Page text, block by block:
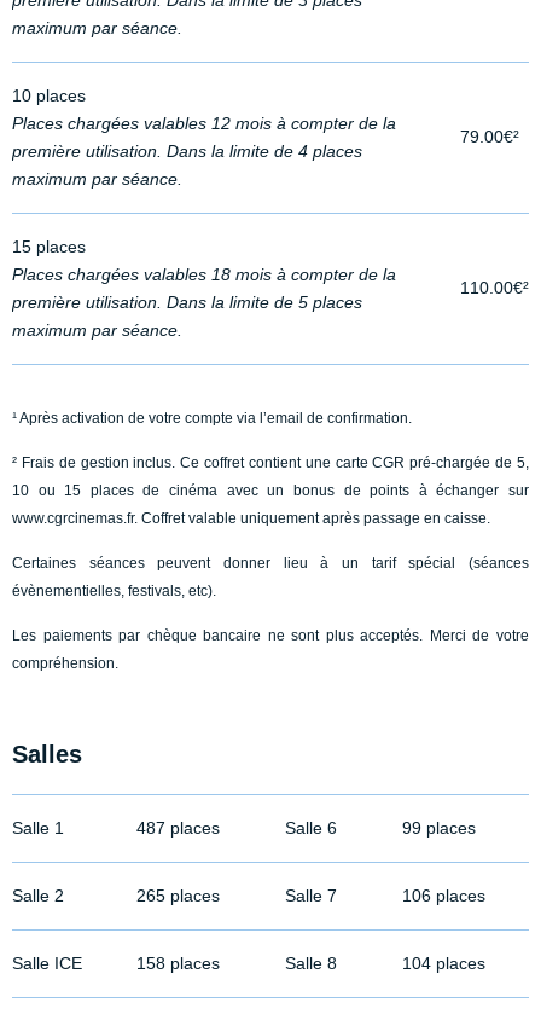
maximum par séance.
10 places
Places chargées valables 12 mois à compter de la
première utilisation. Dans la limite de 4 places
maximum par séance.
79.00€²
15 places
Places chargées valables 18 mois à compter de la
première utilisation. Dans la limite de 5 places
maximum par séance.
110.00€²
¹ Après activation de votre compte via l’email de confirmation.
² Frais de gestion inclus. Ce coffret contient une carte CGR pré-chargée de 5,
10 ou 15 places de cinéma avec un bonus de points à échanger sur
www.cgrcinemas.fr. Coffret valable uniquement après passage en caisse.
Certaines séances peuvent donner lieu à un tarif spécial (séances
évènementielles, festivals, etc).
Les paiements par chèque bancaire ne sont plus acceptés. Merci de votre
compréhension.
Salles
Salle 1 487 places Salle 6 99 places
Salle 2 265 places Salle 7 106 places
Salle ICE 158 places Salle 8 104 places